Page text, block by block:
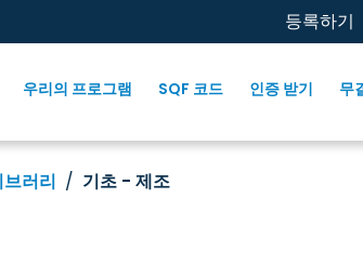
등록하기
우리의 프로그램 SQF 코드 인증 받기 무
러리 기초 - 제조